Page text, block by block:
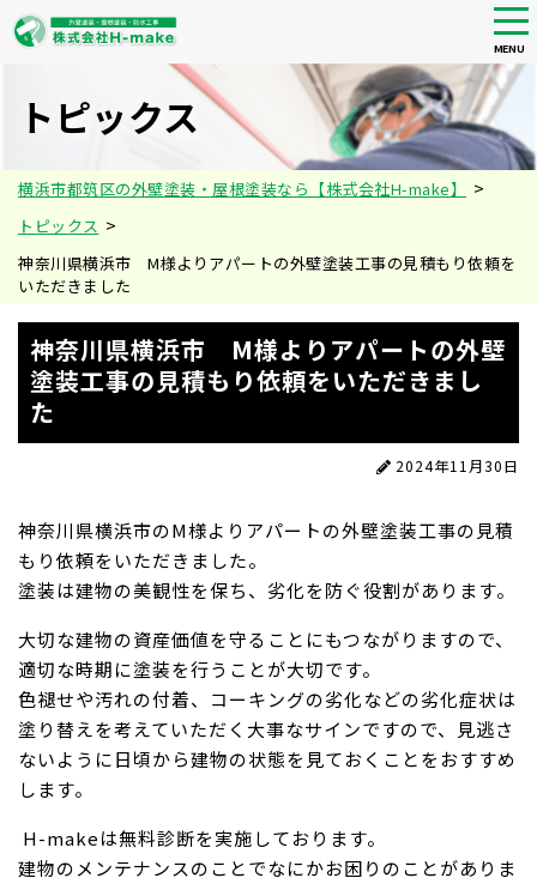
main
MENU
トピックス
横浜市都筑区の外壁塗装・屋根塗装なら【株式会社H-make】 >
トピックス >
神奈川県横浜市 M様よりアパートの外壁塗装工事の見積もり依頼を
いただきました
神奈川県横浜市 M様よりアパートの外壁
塗装工事の見積もり依頼をいただきまし
た
2024年11月30日
神奈川県横浜市のM様よりアパートの外壁塗装工事の見積
もり依頼をいただきました。
塗装は建物の美観性を保ち、劣化を防ぐ役割があります。
大切な建物の資産価値を守ることにもつながりますので、
適切な時期に塗装を行うことが大切です。
色褪せや汚れの付着、コーキングの劣化などの劣化症状は
塗り替えを考えていただく大事なサインですので、見逃さ
ないように日頃から建物の状態を見ておくことをおすすめ
します。
H-makeは無料診断を実施しております。
建物のメンテナンスのことでなにかお困りのことがありま